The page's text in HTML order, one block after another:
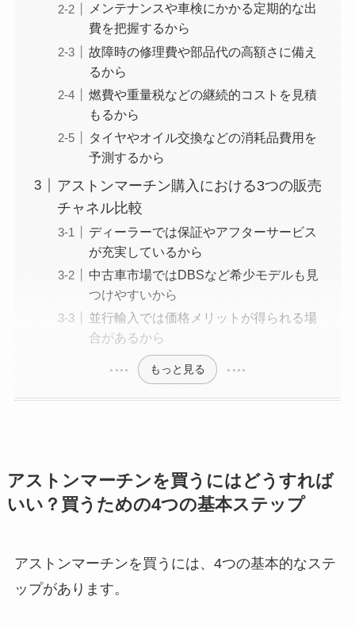
メンテナンスや車検にかかる定期的な出
費を把握するから
故障時の修理費や部品代の高額さに備え
るから
燃費や重量税などの継続的コストを見積
もるから
タイヤやオイル交換などの消耗品費用を
予測するから
アストンマーチン購入における3つの販売
チャネル比較
ディーラーでは保証やアフターサービス
が充実しているから
中古車市場ではDBSなど希少モデルも見
つけやすいから
並行輸入では価格メリットが得られる場
合があるから
もっと見る
アストンマーチンを買うにはどうすれば
いい？買うための4つの基本ステップ
アストンマーチンを買うには、4つの基本的なステ
ップがあります。